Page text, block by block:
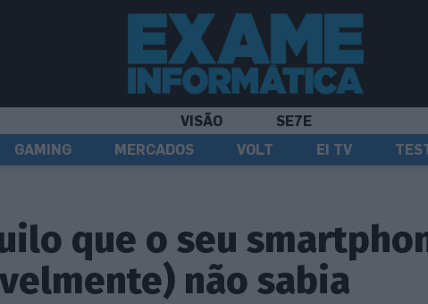
VISÃO
SE7E
GAMING MERCADOS VOLT EI TV
que o seu
não sabia